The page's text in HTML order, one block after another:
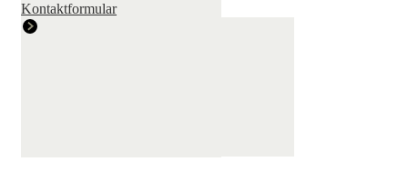
Kontaktformular